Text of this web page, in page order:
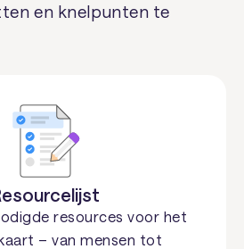
en knelpunten te
resources voor het
– van mensen tot